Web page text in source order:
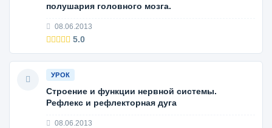
полушария головного мозга.
08.06.2013
5.0
УРОК
Строение и функции нервной системы.
Рефлекс и рефлекторная дуга
08.06.2013